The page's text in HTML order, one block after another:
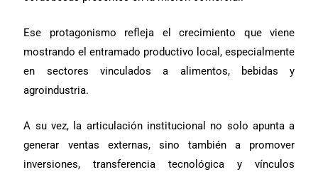
Ese protagonismo refleja el crecimiento que viene
mostrando el entramado productivo local, especialmente
en sectores vinculados a alimentos, bebidas y
agroindustria.
A su vez, la articulación institucional no solo apunta a
generar ventas externas, sino también a promover
inversiones, transferencia tecnológica y vínculos